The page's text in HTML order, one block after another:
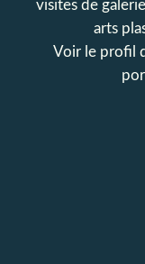
visites de
arts
Voir le profil